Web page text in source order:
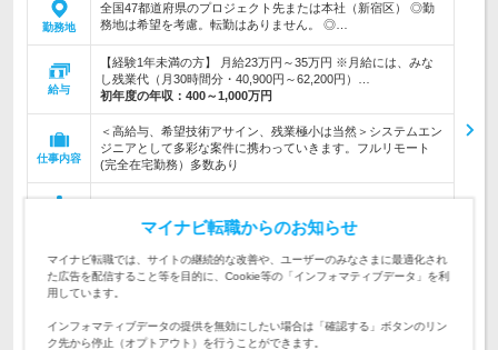
勤務地
全国47都道府県のプロジェクト先または本社（新宿区） ◎勤
務地は希望を考慮。転勤はありません。 ◎…
給与
【経験1年未満の方】 月給23万円～35万円 ※月給には、みな
し残業代（月30時間分・40,900円～62,200円）…
初年度の年収： 400～1,000万円
仕事内容
＜高給与、希望技術アサイン、残業極小は当然＞システムエン
ジニアとして多彩な案件に携わっていきます。フルリモート
(完全在宅勤務）多数あり
経験がある方・プログラミングができる方
企業データ
設立：2018年8月／従業員数：285人／本社所在地：
マイナビ転職からのお知らせ
マイナビ転職では、サイトの継続的な改善や、ユーザーのみなさまに最適化され
た広告を配信すること等を目的に、Cookie等の「インフォマティブデータ」を利
用しています。
インフォマティブデータの提供を無効にしたい場合は「確認する」ボタンのリン
ク先から停止（オプトアウト）を行うことができます。